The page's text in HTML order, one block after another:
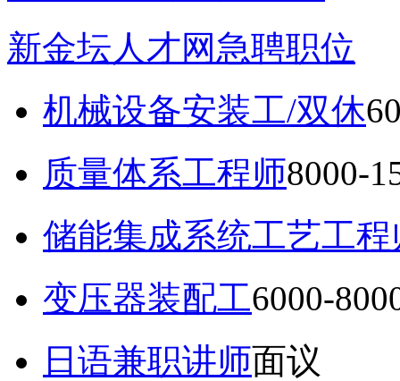
新金坛人才网急聘职位
机械设备安装工/双休
质量体系工程师8000-
储能集成系统工艺工程
变压器装配工6000-
日语兼职讲师面议